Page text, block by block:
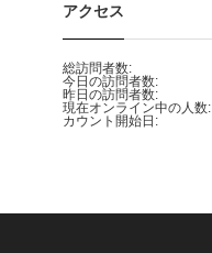
アクセス
総訪問者数:
今日の訪問者数:
昨日の訪問者数:
現在オンライン中の人数:
カウント開始日: